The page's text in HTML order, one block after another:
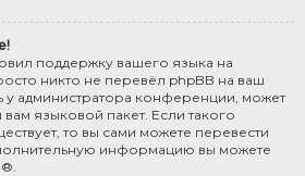
поддержку вашего языка на
никто не перевёл phpBB на ваш
у администратора конференции, может
языковой пакет. Если такого
то вы сами можете перевести
информацию вы можете
®.